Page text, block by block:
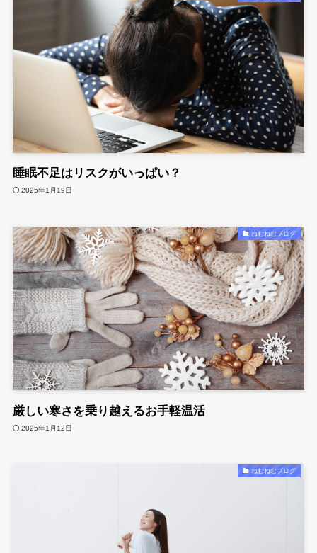
睡眠不足はリスクがいっぱい？
2025年1月19日
ねむねむブログ
厳しい寒さを乗り越えるお手軽温活
2025年1月12日
ねむねむブログ